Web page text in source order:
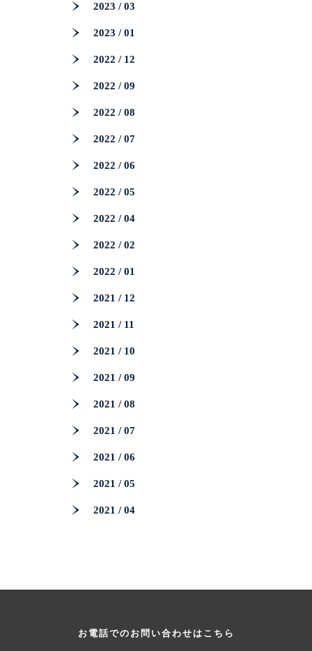
2023 / 03
2023 / 01
2022 / 12
2022 / 09
2022 / 08
2022 / 07
2022 / 06
2022 / 05
2022 / 04
2022 / 02
2022 / 01
2021 / 12
2021 / 11
2021 / 10
2021 / 09
2021 / 08
2021 / 07
2021 / 06
2021 / 05
2021 / 04
お電話でのお問い合わせはこちら